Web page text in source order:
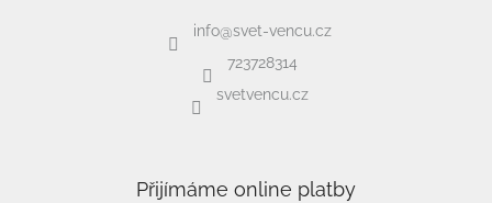
info@svet-vencu.cz
723728314
svetvencu.cz
Přijímáme online platby